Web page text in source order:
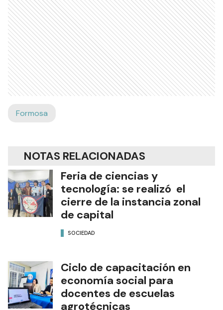
Formosa
NOTAS RELACIONADAS
Feria de ciencias y
tecnología: se realizó el
cierre de la instancia zonal
de capital
SOCIEDAD
Ciclo de capacitación en
economía social para
docentes de escuelas
agrotécnicas